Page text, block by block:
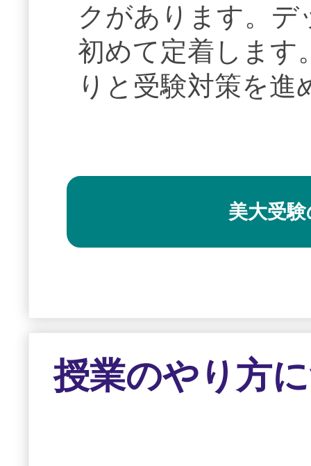
クがあります。デ
初めて定着します
りと受験対策を
美大受
授業のやり方